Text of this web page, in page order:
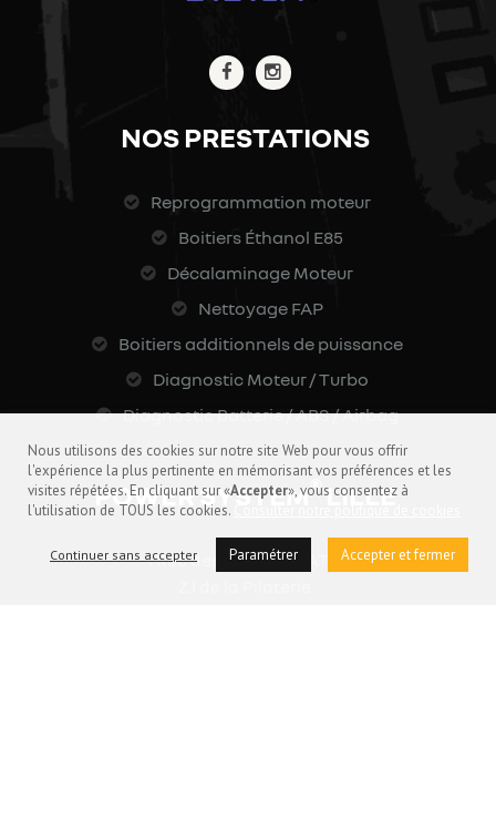
NOS PRESTATIONS
Reprogrammation moteur
Boitiers Éthanol E85
Décalaminage Moteur
Nettoyage FAP
Boitiers additionnels de puissance
Diagnostic Moteur / Turbo
Diagnostic Batterie / ABS / Airbag
POWER SYSTEM®LILLE
1 Rue des Champs BAT G
Nous utilisons des cookies sur notre site Web pour vous offrir
l'expérience la plus pertinente en mémorisant vos préférences et les
visites répétées. En cliquant sur «Accepter», vous consentez à
l'utilisation de TOUS les cookies.
Continuer sans accepter Paramétrer Accepter et fermer